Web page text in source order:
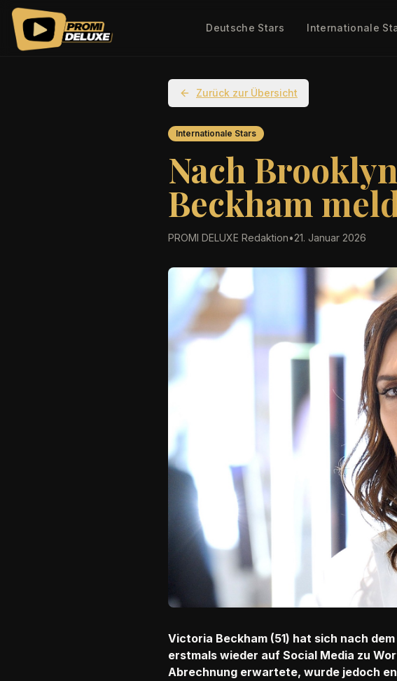
Deutsche Stars Internationale
Zurück zur Übersicht
Internationale Stars
Nach
Beckham
PROMI DELUXE Redaktion•21. Januar 2026
Victoria Beckham (51) hat sich nach
erstmals wieder auf Social Media zu
Abrechnung erwartete, wurde jedoch